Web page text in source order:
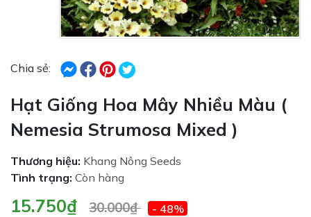
Chia sẻ:
Hạt Giống Hoa Mây Nhiều Màu (
Nemesia Strumosa Mixed )
Thương hiệu: Khang Nông Seeds
Tình trạng: Còn hàng
15.750₫ 30.000₫ - 48%